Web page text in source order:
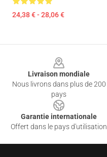
24,38 € - 28,06 €
Livraison mondiale
Nous livrons dans plus de 200
pays
Garantie internationale
Offert dans le pays d'utilisation